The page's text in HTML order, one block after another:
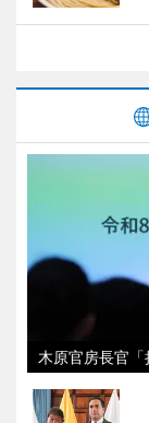
木原官房長官「